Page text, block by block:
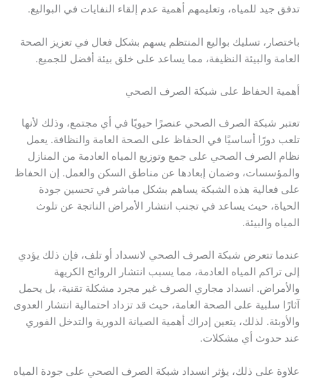
تدفق جيد للمياه، وتعليمهم أهمية عدم إلقاء النفايات في البواليع.
باختصار، تسليك بواليع المنتظم يسهم بشكل فعال في تعزيز الصحة
العامة والبيئة النظيفة، مما يساعد على خلق بيئة أفضل للجميع.
أهمية الحفاظ على شبكة الصرف الصحي
تعتبر شبكة الصرف الصحي عنصرًا حيويًا في أي مجتمع، وذلك لأنها
تلعب دورًا أساسيًا في الحفاظ على الصحة العامة والنظافة. يعمل
نظام الصرف الصحي على جمع وتوزيع المياه العادمة من المنازل
والمؤسسات، وضمان إبعادها عن مناطق السكن والعمل. إن الحفاظ
على فعالية هذه الشبكة يساهم بشكل مباشر في تحسين جودة
الحياة، حيث يساعد في تجنب انتشار الأمراض الناتجة عن تلوث
المياه والبيئة.
عندما تتعرض شبكة الصرف الصحي لانسداد أو تلف، فإن ذلك يؤدي
إلى تراكم المياه العادمة، مما يسبب انتشار الروائح الكريهة
والأمراض. انسداد مجاري الصرف غير مجرد مشكلة تقنية، بل يحمل
آثارًا سلبية على الصحة العامة، حيث قد تزداد احتمالية انتشار العدوى
والأوبئة. لذلك، يتعين إدراك أهمية الصيانة الدورية والتدخل الفوري
عند حدوث أي مشكلات.
علاوة على ذلك، يؤثر انسداد شبكة الصرف الصحي على جودة المياه